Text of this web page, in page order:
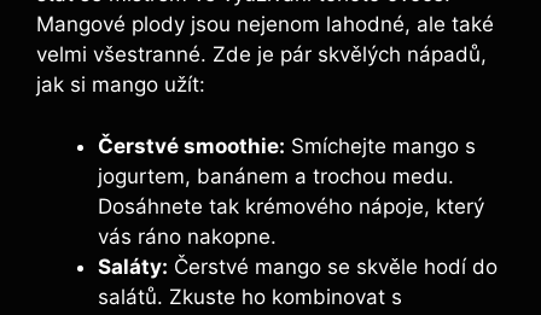
Mangové plody jsou nejenom lahodné, ale také
velmi všestranné. Zde je pár skvělých nápadů,
jak si mango užít:
Čerstvé smoothie: Smíchejte mango s
jogurtem, banánem a trochou medu.
Dosáhnete tak krémového nápoje, který
vás ráno nakopne.
Saláty: Čerstvé mango se skvěle hodí do
salátů. Zkuste ho kombinovat s